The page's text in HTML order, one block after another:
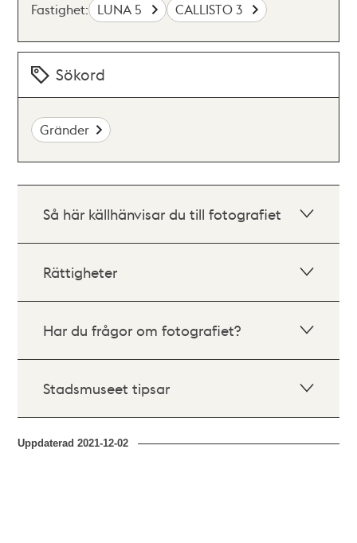
Fastighet: LUNA 5 CALLISTO 3
Sökord
Gränder
Så här källhänvisar du till fotografiet
Rättigheter
Har du frågor om fotografiet?
Stadsmuseet tipsar
Uppdaterad2021-12-02